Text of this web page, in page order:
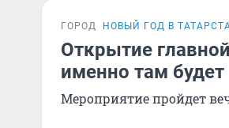
ГОРОД НОВЫЙ ГОД В
Открытие
именно там будет
Мероприятие пройдет